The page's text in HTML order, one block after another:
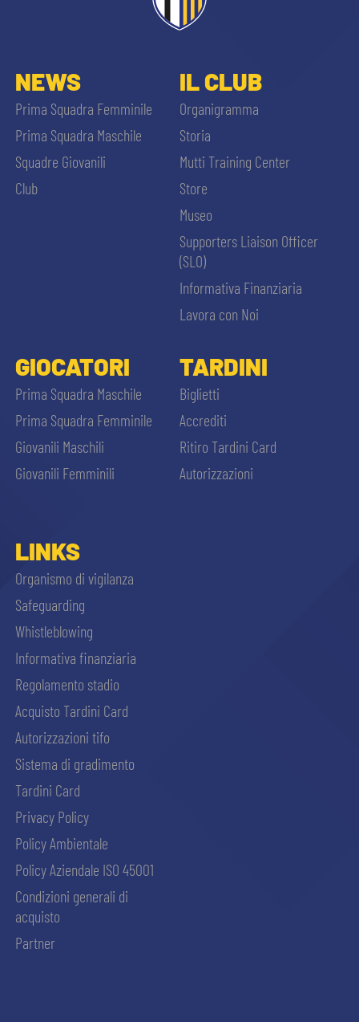
NEWS
Prima Squadra Femminile
Prima Squadra Maschile
Squadre Giovanili
Club
IL CLUB
Organigramma
Storia
Mutti Training Center
Store
Museo
Supporters Liaison Officer
(SLO)
Informativa Finanziaria
Lavora con Noi
GIOCATORI
Prima Squadra Maschile
Prima Squadra Femminile
Giovanili Maschili
Giovanili Femminili
TARDINI
Biglietti
Accrediti
Ritiro Tardini Card
Autorizzazioni
LINKS
Organismo di vigilanza
Safeguarding
Whistleblowing
Informativa finanziaria
Regolamento stadio
Acquisto Tardini Card
Autorizzazioni tifo
Sistema di gradimento
Tardini Card
Privacy Policy
Policy Ambientale
Policy Aziendale ISO 45001
Condizioni generali di
acquisto
Partner
ACCETTA E SALVA